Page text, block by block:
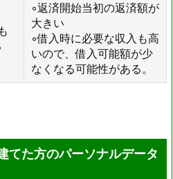
◦返済開始当初の返済額が
大きい
◦借入時に必要な収入も高
いので、借入可能額が少
なくなる可能性がある。
てた方のパーソナルデータ